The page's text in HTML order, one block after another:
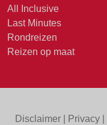
All Inclusive
Last Minutes
Rondreizen
Reizen op maat
Disclaimer| Privacy|